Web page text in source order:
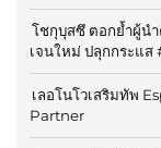
โชกุบุสซึ ตอกย้ำผู้น
เจนใหม่ ปลุกกระแส
เลอโนโวเสริมทัพ
Partner